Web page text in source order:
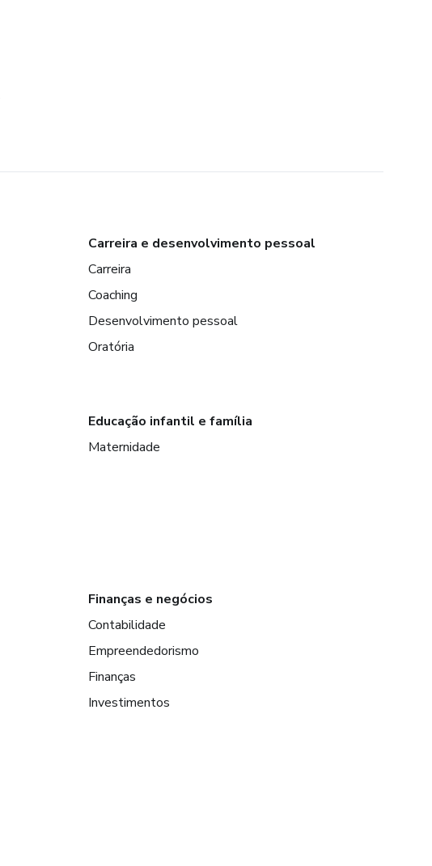
Carreira e desenvolvimento pessoal
Carreira
Coaching
Desenvolvimento pessoal
Oratória
Educação infantil e família
Maternidade
Finanças e negócios
Contabilidade
Empreendedorismo
Finanças
Investimentos